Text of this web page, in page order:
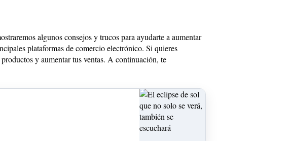
algunos consejos y trucos para ayudarte a aumentar
plataformas de comercio electrónico. Si quieres
y aumentar tus ventas. A continuación, te